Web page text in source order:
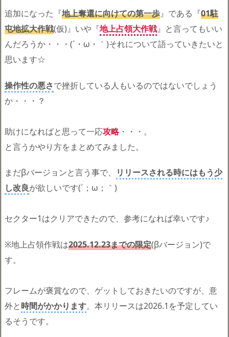
追加になった『地上奪還に向けての第一歩』である『01駐
屯地拡大作戦(仮)』いや『地上占領大作戦』と言ってもいい
んだろうか・・・(´・ω・｀)それについて語っていきたいと
思います☆
操作性の悪さで挫折している人もいるのではないでしょう
か・・・？
助けになればと思って一応攻略・・・。
と言うかやり方をまとめてみました。
まだβバージョンと言う事で、
リリースされる時にはもう少
し改良が欲しいです(´；ω；｀)
セクター1はクリアできたので、参考になれば幸いです♪
※地上占領作戦は2025.12.23までの限定(βバージョン)で
す。
フレームが褒賞なので、ゲットしておきたいのですが、意
外と時間がかかります。本リリースは2026.1を予定してい
るそうです。